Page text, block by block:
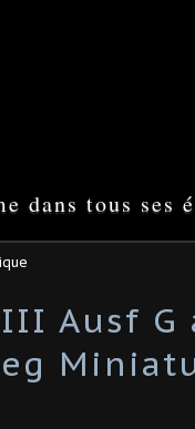
dans tous ses
Ausf G